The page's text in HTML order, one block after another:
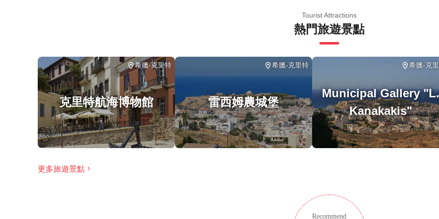
涉及適量步行；請選擇合適的鞋子
在所有天氣條件下運行；請穿著得體
Tourist Attractions
熱門旅遊景點
克里特航海博物館
希臘-克里特
雷西姆農城堡
希臘-克里特
Municipal Gallery "L.
Kanakakis"
希臘-克
更多旅遊景點
Recommend